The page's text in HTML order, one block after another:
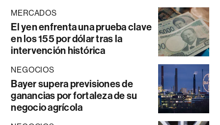
MERCADOS
El yen enfrenta una prueba clave
en los 155 por dólar tras la
intervención histórica
NEGOCIOS
Bayer supera previsiones de
ganancias por fortaleza de su
negocio agrícola